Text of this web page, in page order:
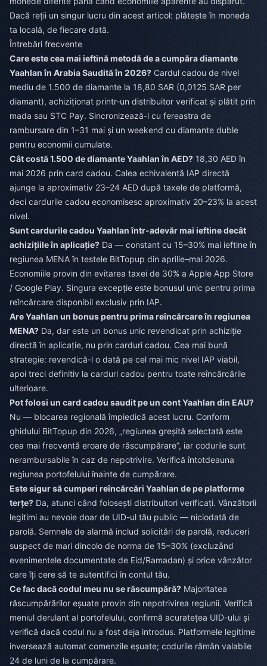
Dacă reții un singur lucru din acest articol: plătește în moneda
ta locală, de fiecare dată.
Întrebări frecvente
Care este cea mai ieftină metodă de a cumpăra diamante
Yaahlan în Arabia Saudită în 2026? Cardul cadou de nivel
mediu de 1.500 de diamante la 18,80 SAR (0,0125 SAR per
diamant), achiziționat printr-un distribuitor verificat și plătit prin
mada sau STC Pay. Sincronizează-l cu fereastra de
rambursare din 1–31 mai și un weekend cu diamante duble
pentru economii cumulate.
Cât costă 1.500 de diamante Yaahlan în AED? 18,30 AED în
mai 2026 prin card cadou. Calea echivalentă IAP directă
ajunge la aproximativ 23–24 AED după taxele de platformă,
deci cardurile cadou economisesc aproximativ 20–23% la acest
nivel.
Sunt cardurile cadou Yaahlan într-adevăr mai ieftine decât
achizițiile în aplicație? Da — constant cu 15–30% mai ieftine în
regiunea MENA în testele BitTopup din aprilie–mai 2026.
Economiile provin din evitarea taxei de 30% a Apple App Store
/ Google Play. Singura excepție este bonusul unic pentru prima
reîncărcare disponibil exclusiv prin IAP.
Are Yaahlan un bonus pentru prima reîncărcare în regiunea
MENA? Da, dar este un bonus unic revendicat prin achiziție
directă în aplicație, nu prin carduri cadou. Cea mai bună
strategie: revendică-l o dată pe cel mai mic nivel IAP viabil,
apoi treci definitiv la carduri cadou pentru toate reîncărcările
ulterioare.
Pot folosi un card cadou saudit pe un cont Yaahlan din EAU?
Nu — blocarea regională împiedică acest lucru. Conform
ghidului BitTopup din 2026, „regiunea greșită selectată este
cea mai frecventă eroare de răscumpărare”, iar codurile sunt
nerambursabile în caz de nepotrivire. Verifică întotdeauna
regiunea portofelului înainte de cumpărare.
Este sigur să cumperi reîncărcări Yaahlan de pe platforme
terțe? Da, atunci când folosești distribuitori verificați. Vânzătorii
legitimi au nevoie doar de UID-ul tău public — niciodată de
parolă. Semnele de alarmă includ solicitări de parolă, reduceri
suspect de mari dincolo de norma de 15–30% (excluzând
evenimentele documentate de Eid/Ramadan) și orice vânzător
care îți cere să te autentifici în contul tău.
Ce fac dacă codul meu nu se răscumpără? Majoritatea
răscumpărărilor eșuate provin din nepotrivirea regiunii. Verifică
meniul derulant al portofelului, confirmă acuratețea UID-ului și
verifică dacă codul nu a fost deja introdus. Platformele legitime
inversează automat comenzile eșuate; codurile rămân valabile
24 de luni de la cumpărare.